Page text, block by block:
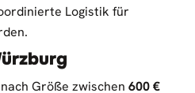
Logistik für
Größe zwischen 600 €